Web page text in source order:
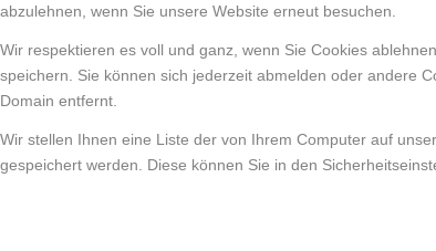
abzulehnen, wenn Sie unsere Website erneut besuchen.
Wir respektieren es voll und ganz, wenn Sie Cookies
speichern. Sie können sich jederzeit abmelden oder andere
Domain entfernt.
Wir stellen Ihnen eine Liste der von Ihrem Computer auf
gespeichert werden. Diese können Sie in den